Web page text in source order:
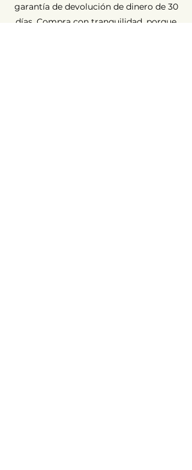
garantía de devolución de dinero de 30
días. Compra con tranquilidad, porque